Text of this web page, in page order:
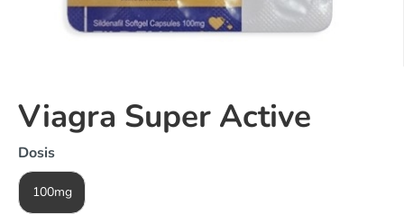
Viagra Super Active
Dosis
100mg